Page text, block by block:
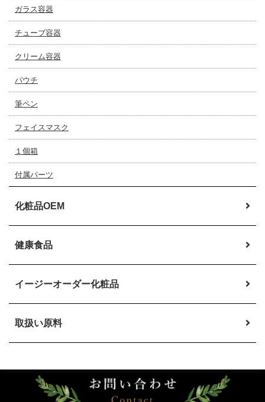
ガラス容器
チューブ容器
クリーム容器
パウチ
筆ペン
フェイスマスク
１個箱
付属パーツ
化粧品OEM
健康食品
イージーオーダー化粧品
取扱い原料